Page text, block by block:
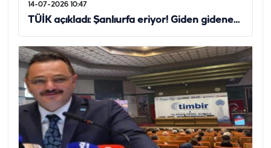
14-07-2026 10:47
TÜİK açıkladı: Şanlıurfa eriyor! Giden gidene…